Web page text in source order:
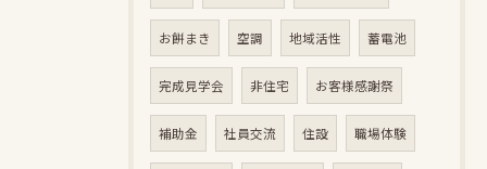
お餅まき 空調 地域活性 蓄電池
完成見学会 非住宅 お客様感謝祭
補助金 社員交流 住設 職場体験